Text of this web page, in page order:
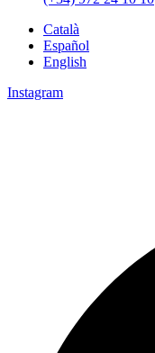
Català
Español
English
Instagram